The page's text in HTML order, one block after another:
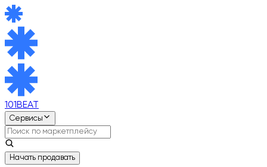
101BEAT
Сервисы
Начать продавать